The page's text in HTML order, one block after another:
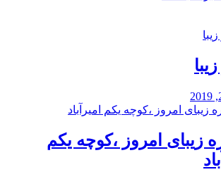
زیبای امروز ،کوچه یکم